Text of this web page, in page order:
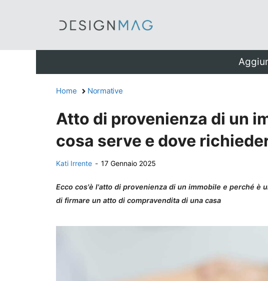
Home Normative
Atto di provenienza di un
cosa serve e dove
Kati Irrente - 17 Gennaio 2025
Ecco cos'è l'atto di provenienza di un immobile e perché è
di firmare un atto di compravendita di una casa